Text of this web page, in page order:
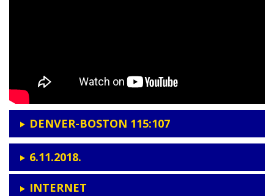
DENVER-BOSTON 115:107
6.11.2018.
INTERNET